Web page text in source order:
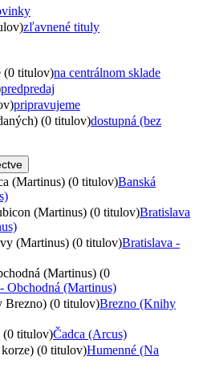
zľavnené tituly
(0 titulov)na centrálnom sklade
predpredaj
pripravujeme
(0 titulov)dostupná (bez
(Martinus) (0 titulov)Banská
(Martinus) (0 titulov)Bratislava
(Martinus) (0 titulov)Bratislava -
(Martinus) (0
Obchodná (Martinus)
Brezno) (0 titulov)Brezno (Knihy
(0 titulov)Čadca (Arcus)
(0 titulov)Humenné (Na